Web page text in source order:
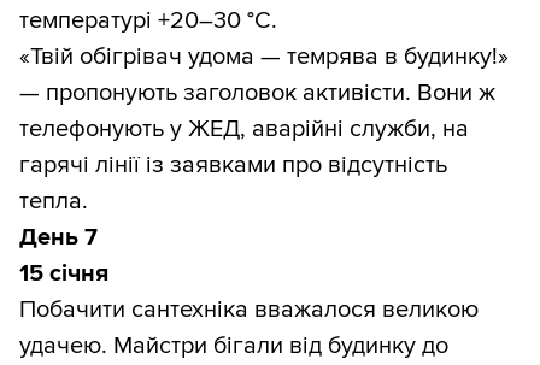
температурі +20–30 °С.
«Твій обігрівач удома — темрява в будинку!»
— пропонують заголовок активісти. Вони ж
телефонують у ЖЕД, аварійні служби, на
гарячі лінії із заявками про відсутність
тепла.
День 7
15 січня
Побачити сантехніка вважалося великою
удачею. Майстри бігали від будинку до